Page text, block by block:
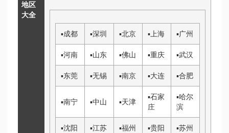
地区
大全
▪成都 ▪深圳 ▪北京 ▪上海 ▪广州
▪河南 ▪山东 ▪佛山 ▪重庆 ▪武汉
▪东莞 ▪无锡 ▪南京 ▪大连 ▪合肥
▪南宁 ▪中山 ▪天津
▪石家
庄
▪哈尔
滨
▪沈阳 ▪江苏 ▪福州 ▪贵阳 ▪苏州